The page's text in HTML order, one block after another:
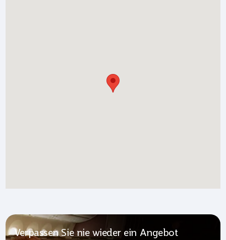
Verpassen Sie nie wieder ein Angebot